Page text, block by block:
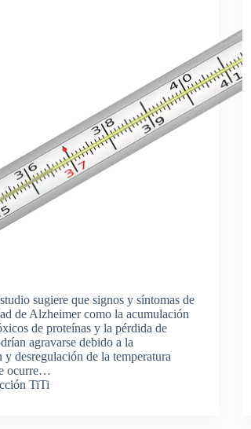
sugiere que signos y síntomas de
de Alzheimer como la acumulación
de proteínas y la pérdida de
agravarse debido a la
desregulación de la temperatura
ocurre…
TiTi